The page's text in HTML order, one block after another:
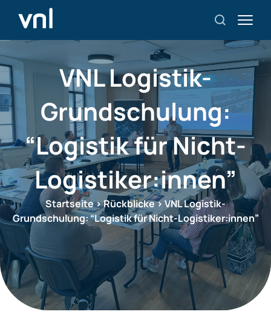
VNL Logistik-
Grundschulung:
“Logistik für Nicht-
Logistiker:innen”
Startseite>Rückblicke> VNL Logistik-
Grundschulung: “Logistik für Nicht-Logistiker:innen”